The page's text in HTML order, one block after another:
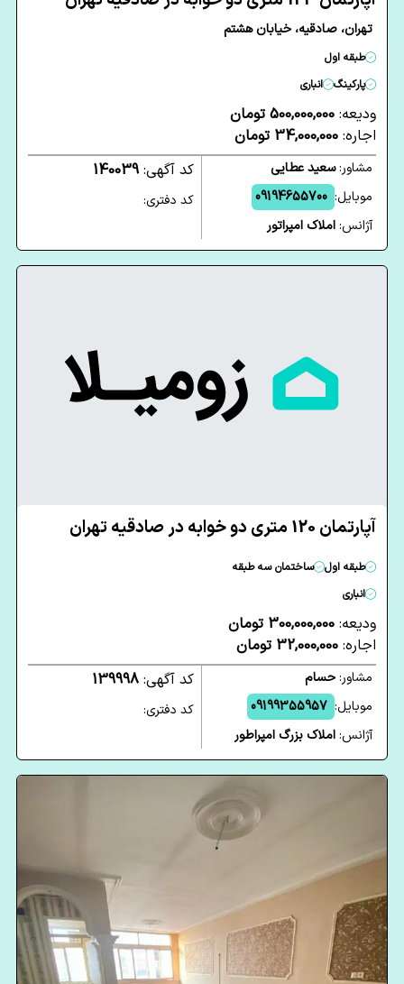
تهران، صادقیه، خیابان هشتم
طبقه اول
پارکینگ
انباری
ودیعه: 500,000,000 تومان
اجاره: 34,000,000 تومان
مشاور:سعید عطایی
موبایل: 09194655700
آژانس:املاک امپراتور
کد آگهی:140039
کد دفتری:
آپارتمان 120 متری دو خوابه در صادقیه تهران
طبقه اول
ساختمان سه طبقه
انباری
ودیعه: 300,000,000 تومان
اجاره: 32,000,000 تومان
مشاور:حسام
موبایل: 09199355957
آژانس:املاک بزرگ امپراطور
کد آگهی: 139998
کد دفتری: